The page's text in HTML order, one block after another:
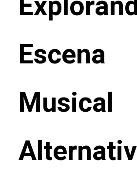
Escena
Musical